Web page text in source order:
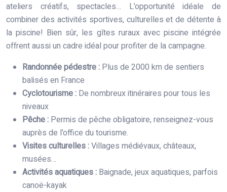
ateliers créatifs, spectacles… L’opportunité idéale de
combiner des activités sportives, culturelles et de détente à
la piscine! Bien sûr, les gîtes ruraux avec piscine intégrée
offrent aussi un cadre idéal pour profiter de la campagne.
Randonnée pédestre : Plus de 2000 km de sentiers
balisés en France
Cyclotourisme : De nombreux itinéraires pour tous les
niveaux
Pêche : Permis de pêche obligatoire, renseignez-vous
auprès de l’office du tourisme.
Visites culturelles :Villages médiévaux, châteaux,
musées…
Activités aquatiques : Baignade, jeux aquatiques, parfois
canoë-kayak